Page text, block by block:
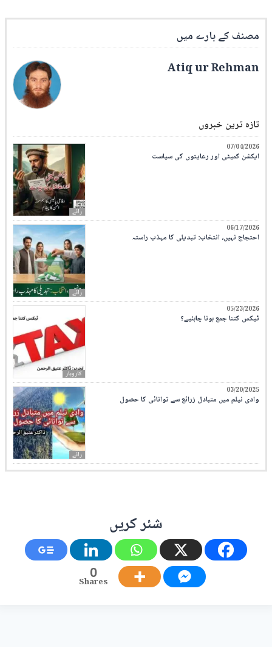
مصنف کے بارے میں
Atiq ur Rehman
تازہ ترین خبروں
رائے
07/04/2026
ایکشن کمیٹی اور رعایتوں کی سیاست
رائے
06/17/2026
احتجاج نہیں، انتخاب: تبدیلی کا مہذب راستہ
کاروبار
05/23/2026
ٹیکس کتنا جمع ہونا چاہئیے؟
رائے
03/20/2025
وادی نیلم میں متبادل زرائع سے توانائی کا حصول
شئر کریں
0
Shares